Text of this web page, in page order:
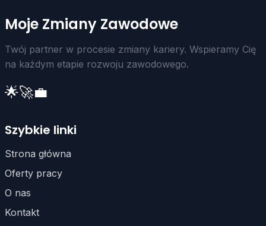
Moje Zmiany Zawodowe
Twój partner w procesie zmiany kariery. Wspieramy Cię
na każdym etapie rozwoju zawodowego.
🌟🚀💼
Szybkie linki
Strona główna
Oferty pracy
O nas
Kontakt